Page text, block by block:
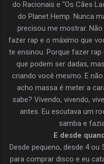
do Racionais e “Os Cães
do Planet Hemp. Nunca
precisou me mostrar.
fazer rap e o máximo que
te ensinou. Porque fazer
que podem ser dadas,
criando você mesmo. E
acho massa é meter a
sabe? Vivendo, vivendo,
antes. Eu escutava um
samba e
E desde
Desde pequeno, desde 4 ou
para comprar disco e eu